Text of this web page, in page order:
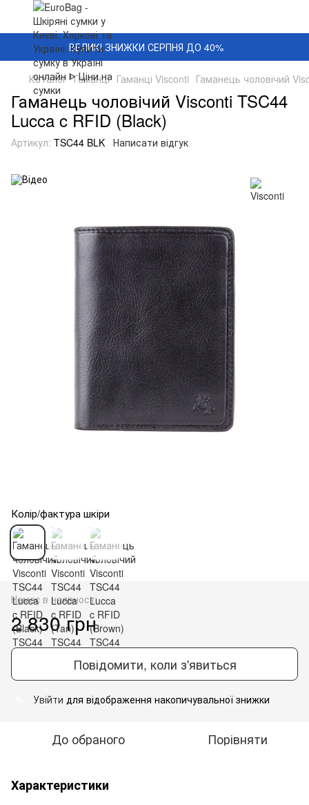
ВЕЛИКІ ЗНИЖКИ СЕРПНЯ ДО 40%
Каталог Гаманці Гаманці Visconti Гаманець чоловічий
Гаманець чоловічий Visconti TSC44
Lucca c RFID (Black)
Артикул: TSC44 BLK Написати відгук
Колір/фактура шкіри
Немає в наявності
2 830 грн
Повідомити, коли з'явиться
Увійти для відображення накопичувальної знижки
До обраного Порівняти
Характеристики